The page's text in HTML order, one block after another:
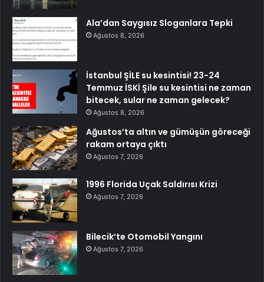
Ala’dan Saygısız Sloganlara Tepki
Ağustos 8, 2026
İstanbul ŞİLE su kesintisi! 23-24
Temmuz İSKİ Şile su kesintisi ne zaman
bitecek, sular ne zaman gelecek?
Ağustos 8, 2026
Ağustos’ta altın ve gümüşün göreceği
rakam ortaya çıktı
Ağustos 7, 2026
1996 Florida Uçak Saldırısı Krizi
Ağustos 7, 2026
Bilecik’te Otomobil Yangını
Ağustos 7, 2026